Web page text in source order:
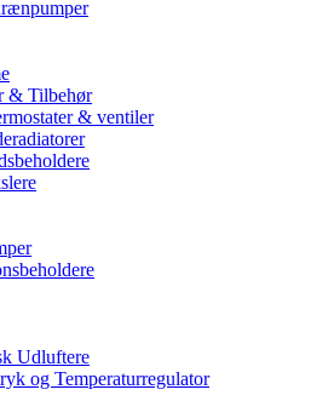
& Tilbehør
& ventiler
Udluftere
og Temperaturregulator